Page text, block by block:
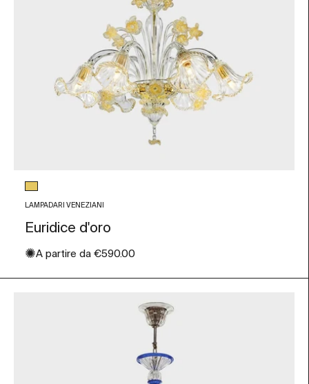
Colore vetro
Foglia Oro
LAMPADARI VENEZIANI
Euridice d'oro
✺Prezzo scontato
A partire da €590.00